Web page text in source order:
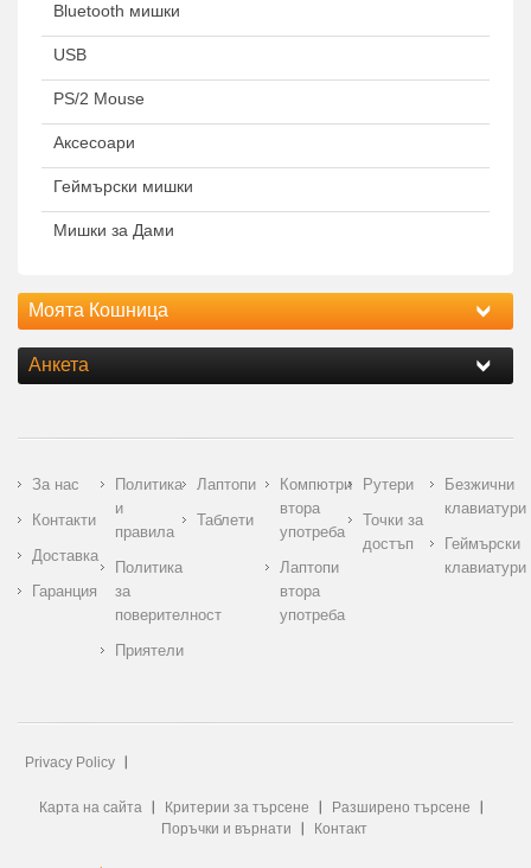
Bluetooth мишки
USB
PS/2 Mouse
Аксесоари
Геймърски мишки
Мишки за Дами
Моята Кошница
Анкета
За нас
Контакти
Доставка
Гаранция
Политика
и
правила
Политика
за
поверителност
Приятели
Лаптопи
Таблети
Компютри
втора
употреба
Лаптопи
втора
употреба
Рутери
Точки за
достъп
Безжични
клавиатури
Геймърски
клавиатури
Privacy Policy
Карта на сайта Критерии за търсене
Разширено търсене
Поръчки и върнати
Контакт